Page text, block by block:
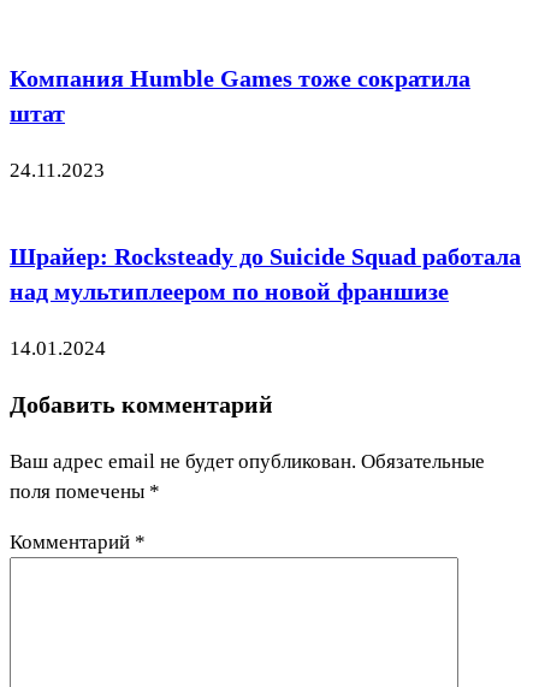
Компания Humble Games тоже сократила
штат
24.11.2023
Шрайер: Rocksteady до Suicide Squad работала
над мультиплеером по новой франшизе
14.01.2024
Добавить комментарий
Ваш адрес email не будет опубликован. Обязательные
поля помечены *
Комментарий *